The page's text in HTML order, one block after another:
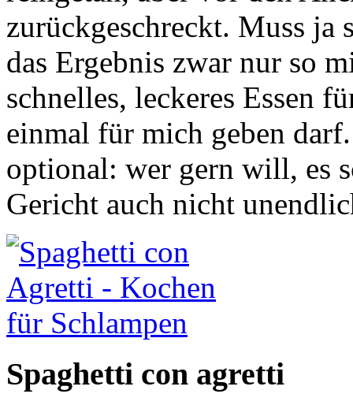
zurückgeschreckt. Muss
das Ergebnis zwar nur so
schnelles, leckeres Essen
einmal für mich geben
optional: wer gern will, es
Gericht auch nicht
Spaghetti con agretti